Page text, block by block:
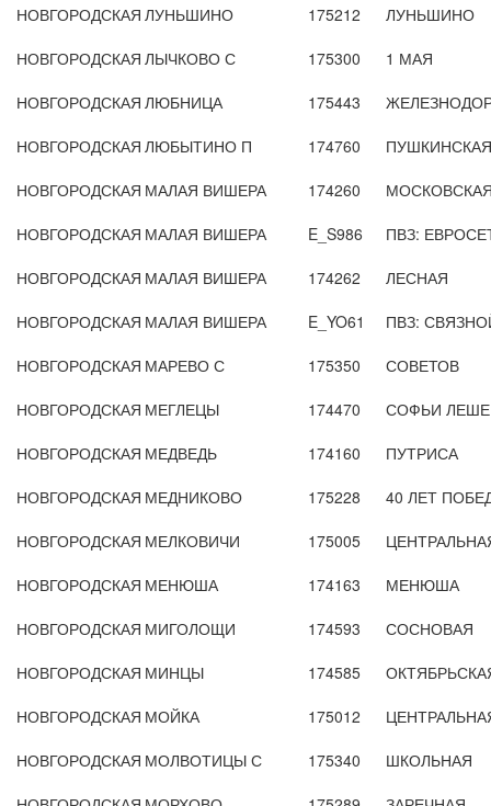
НОВГОРОДСКАЯ ЛУНЬШИНО 175212
ЛУНЬШИНО
НОВГОРОДСКАЯ ЛЫЧКОВО С 175300
1 МАЯ
НОВГОРОДСКАЯ ЛЮБНИЦА 175443
НОВГОРОДСКАЯ ЛЮБЫТИНО П 174760
НОВГОРОДСКАЯ МАЛАЯ ВИШЕРА 174260
НОВГОРОДСКАЯ МАЛАЯ ВИШЕРА E_S986
ПВЗ:
НОВГОРОДСКАЯ МАЛАЯ ВИШЕРА 174262
ЛЕСНАЯ
НОВГОРОДСКАЯ МАЛАЯ ВИШЕРА E_YO61
ПВЗ:
НОВГОРОДСКАЯ МАРЕВО С 175350
СОВЕТОВ
НОВГОРОДСКАЯ МЕГЛЕЦЫ 174470
СОФЬИ
НОВГОРОДСКАЯ МЕДВЕДЬ 174160
ПУТРИСА
НОВГОРОДСКАЯ МЕДНИКОВО 175228
40 ЛЕТ
НОВГОРОДСКАЯ МЕЛКОВИЧИ 175005
НОВГОРОДСКАЯ МЕНЮША 174163
МЕНЮША
НОВГОРОДСКАЯ МИГОЛОЩИ 174593
СОСНОВАЯ
НОВГОРОДСКАЯ МИНЦЫ 174585
НОВГОРОДСКАЯ МОЙКА 175012
НОВГОРОДСКАЯ МОЛВОТИЦЫ С 175340
ШКОЛЬНАЯ